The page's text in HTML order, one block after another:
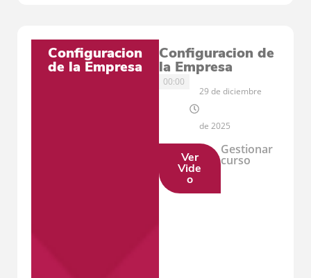
Configuracion
de la Empresa
Configuracion de
la Empresa
00:00
29 de diciembre
de 2025
Ver
Vide
o
Gestionar
curso